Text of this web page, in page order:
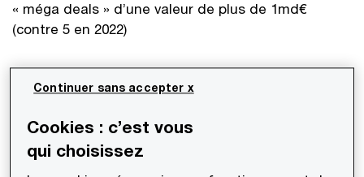
« méga deals » d’une valeur de plus de 1md€
(contre 5 en 2022)
points d'acquisitions à l'étranger en un an
Cookies : c’est vous
qui choisissez
Continuer sans accepter x